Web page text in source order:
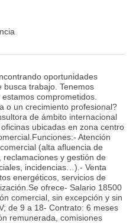
oportunidades
busca trabajo. Tenemos
comprometidos.
o un crecimiento profesional?
de ámbito internacional
ubicadas en zona centro
Atención
(alta afluencia de
y gestión de
incidencias…).- Venta
energéticos, servicios de
ofrece- Salario 18500
comercial, sin excepción y sin
de 9 a 18- Contrato: 6 meses
remunerada, comisiones